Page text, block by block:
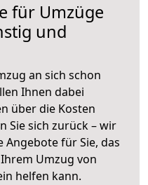
für Umzüge
und
an sich schon
Ihnen dabei
über die Kosten
Sie sich zurück – wir
für Sie, das
Umzug von
helfen kann.